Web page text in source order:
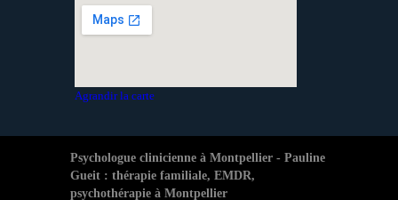
Agrandir la carte
Psychologue clinicienne à Montpellier - Pauline
Gueit : thérapie familiale, EMDR,
psychothérapie à Montpellier